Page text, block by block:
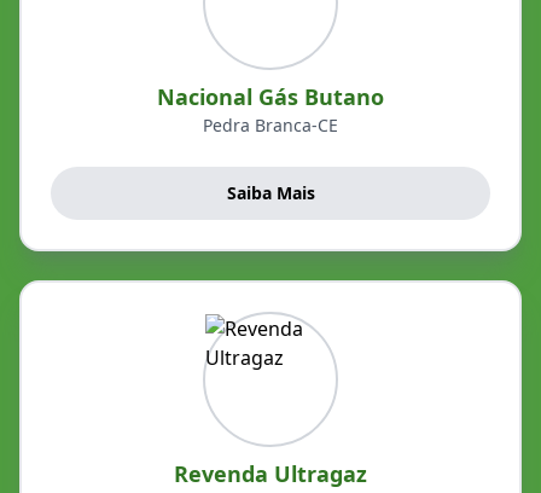
Nacional Gás Butano
Pedra Branca-CE
Saiba Mais
Revenda Ultragaz